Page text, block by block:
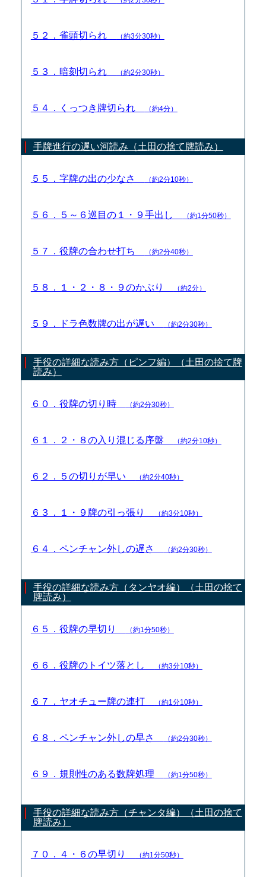
５２．雀頭切られ （約3分30秒）
５３．暗刻切られ （約2分30秒）
５４．くっつき牌切られ （約4分）
手牌進行の遅い河読み（土田の捨て牌読み）
５５．字牌の出の少なさ （約2分10秒）
５６．５～６巡目の１・９手出し （約1分50秒）
５７．役牌の合わせ打ち （約2分40秒）
５８．１・２・８・９のかぶり （約2分）
５９．ドラ色数牌の出が遅い （約2分30秒）
手役の詳細な読み方（ピンフ編）（土田の捨て牌
読み）
６０．役牌の切り時 （約2分30秒）
６１．２・８の入り混じる序盤 （約2分10秒）
６２．５の切りが早い （約2分40秒）
６３．１・９牌の引っ張り （約3分10秒）
６４．ペンチャン外しの遅さ （約2分30秒）
手役の詳細な読み方（タンヤオ編）（土田の捨て
牌読み）
６５．役牌の早切り （約1分50秒）
６６．役牌のトイツ落とし （約3分10秒）
６７．ヤオチュー牌の連打 （約1分10秒）
６８．ペンチャン外しの早さ （約2分30秒）
６９．規則性のある数牌処理 （約1分50秒）
手役の詳細な読み方（チャンタ編）（土田の捨て
牌読み）
７０．４・６の早切り （約1分50秒）